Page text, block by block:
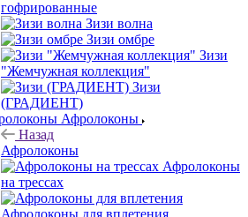
гофрированные
Зизи волна
Зизи омбре
Зизи
"Жемчужная коллекция"
Зизи
(ГРАДИЕНТ)
Афролоконы
Назад
Афролоконы
Афролоконы
на трессах
Афролоконы для вплетения